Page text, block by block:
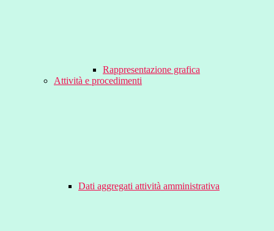
Rappresentazione grafica
Attività e procedimenti
Dati aggregati attività amministrativa